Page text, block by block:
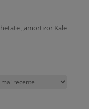
„amortizor Kale